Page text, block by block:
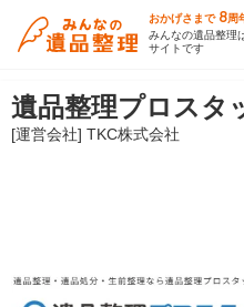
おかげさまで 8周
みんなの遺品整理
サイトです
遺品整理プロスタ
[運営会社] TKC株式会社